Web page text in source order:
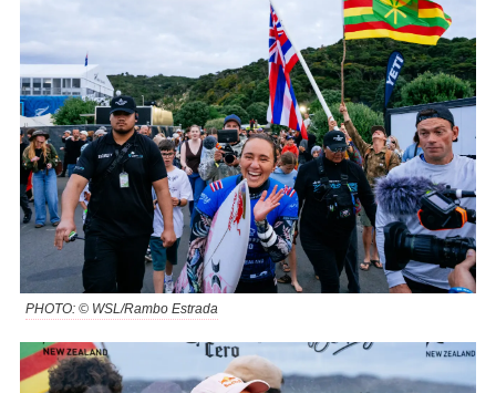
PHOTO: © WSL/Rambo Estrada